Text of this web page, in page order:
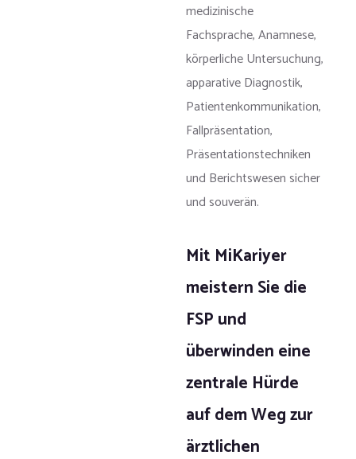
medizinische
Fachsprache, Anamnese,
körperliche Untersuchung,
apparative Diagnostik,
Patientenkommunikation,
Fallpräsentation,
Präsentationstechniken
und Berichtswesen sicher
und souverän.
Mit MiKariyer
meistern Sie die
FSP und
überwinden eine
zentrale Hürde
auf dem Weg zur
ärztlichen